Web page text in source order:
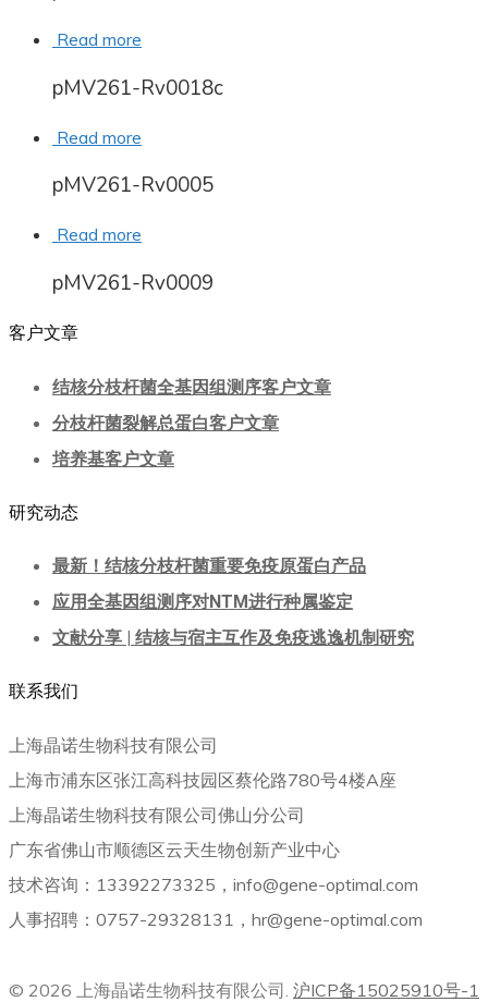
Read more
pMV261-Rv0018c
Read more
pMV261-Rv0005
Read more
pMV261-Rv0009
客户文章
结核分枝杆菌全基因组测序客户文章
分枝杆菌裂解总蛋白客户文章
培养基客户文章
研究动态
最新！结核分枝杆菌重要免疫原蛋白产品
应用全基因组测序对NTM进行种属鉴定
文献分享 | 结核与宿主互作及免疫逃逸机制研究
联系我们
上海晶诺生物科技有限公司
上海市浦东区张江高科技园区蔡伦路780号4楼A座
上海晶诺生物科技有限公司佛山分公司
广东省佛山市顺德区云天生物创新产业中心
技术咨询：13392273325，info@gene-optimal.com
人事招聘：0757-29328131，hr@gene-optimal.com
© 2026 上海晶诺生物科技有限公司. 沪ICP备15025910号-1